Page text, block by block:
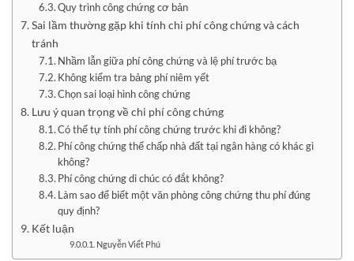
Quy trình công chứng cơ bản
Sai lầm thường gặp khi tính chi phí công chứng và cách
tránh
Nhầm lẫn giữa phí công chứng và lệ phí trước bạ
Không kiểm tra bảng phí niêm yết
Chọn sai loại hình công chứng
Lưu ý quan trọng về chi phí công chứng
Có thể tự tính phí công chứng trước khi đi không?
Phí công chứng thế chấp nhà đất tại ngân hàng có khác gì
không?
Phí công chứng di chúc có đắt không?
Làm sao để biết một văn phòng công chứng thu phí đúng
quy định?
Kết luận
Nguyễn Viết Phú